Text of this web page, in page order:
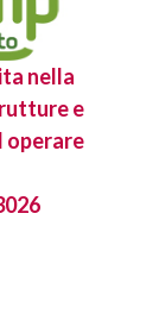
nella
e
operare